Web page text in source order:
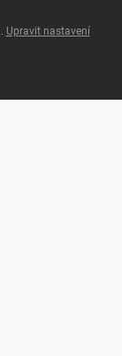
Upravit nastavení